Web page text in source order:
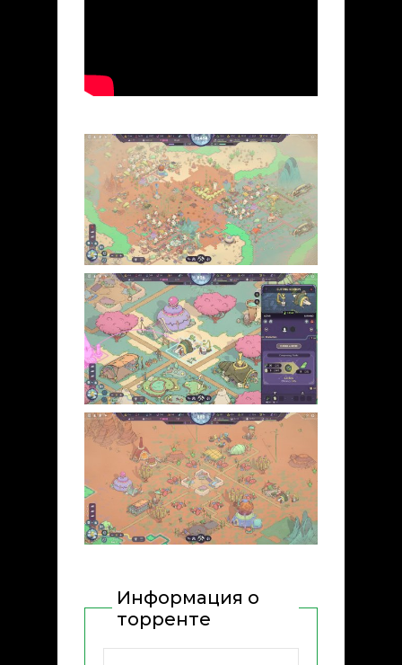
Информация о
торренте